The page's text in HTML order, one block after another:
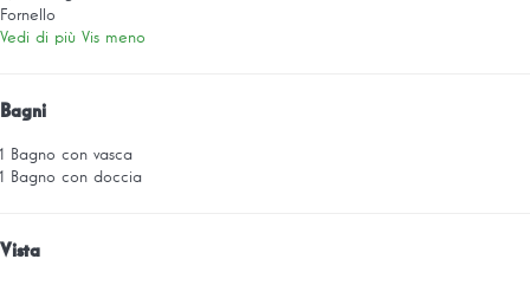
Fornello
Vedi di più Vis meno
Bagni
1 Bagno con vasca
1 Bagno con doccia
Vista